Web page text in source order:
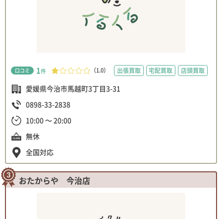
口コミ 1件 （1.0） 出張買取 宅配買取 店頭買取
愛媛県今治市馬越町3丁目3-31
0898-33-2838
10:00 ～ 20:00
無休
全国対応
おたからや 今治店